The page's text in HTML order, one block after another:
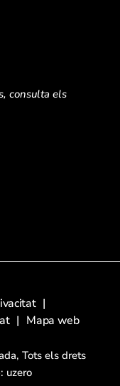
consulta els
Mapa web
Tots els drets
uzero